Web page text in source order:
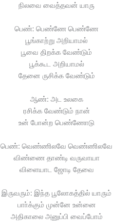
நிலவை வைத்தவன் யாரு
பெண்: பெண்ணே பெண்ணே
பூங்காற்று அறியாமல்
பூவை திறக்க வேண்டும்
பூக்கூட அறியாமல்
தேனை ருசிக்க வேண்டும்
ஆண்: அட உலகை
ரசிக்க வேண்டும் நான்
உன் போன்ற பெண்ணோடு
பெண்: வெண்ணிலவே வெண்ணிலவே
விண்ணை தாண்டி வருவாயா
விளையாட ஜோடி தேவை
இருவரும்: இந்த பூலோகத்தில் யாரும்
பாா்க்கும் முன்னே உன்னை
அதிகாலை அனுப்பி வைப்போம்